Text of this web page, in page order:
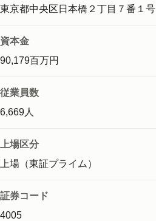
東京都中央区日本橋２丁目７番１号
資本金
90,179百万円
従業員数
6,669人
上場区分
上場（東証プライム）
証券コード
4005